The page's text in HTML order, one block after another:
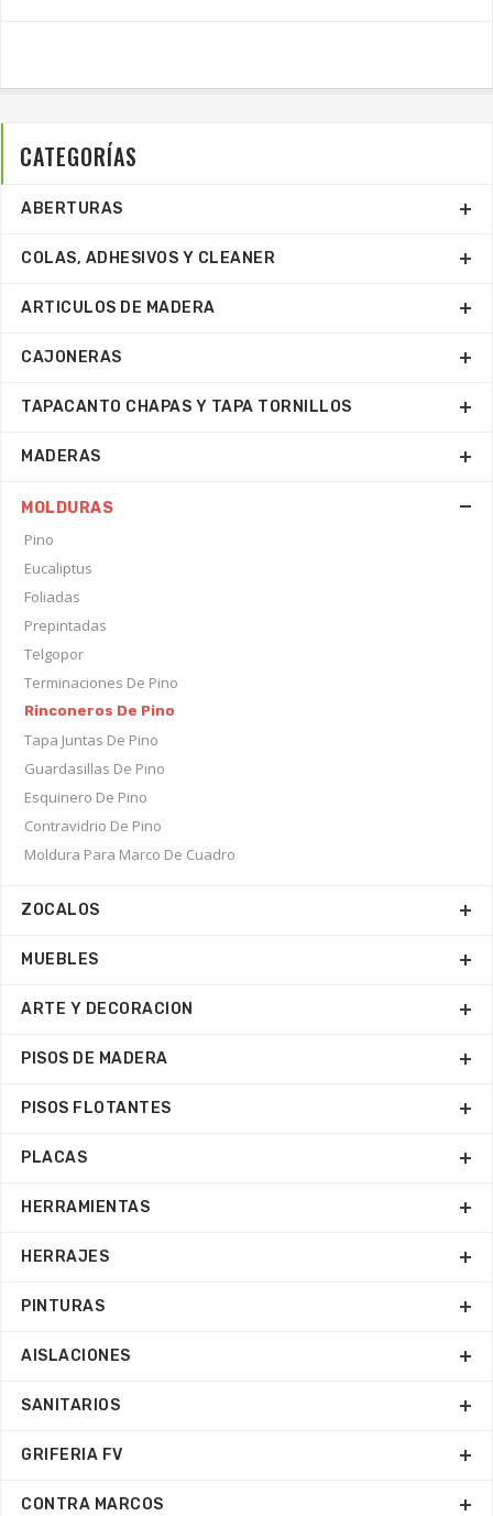
CATEGORÍAS
ABERTURAS
COLAS, ADHESIVOS Y CLEANER
ARTICULOS DE MADERA
CAJONERAS
TAPACANTO CHAPAS Y TAPA TORNILLOS
MADERAS
MOLDURAS
Pino
Eucaliptus
Foliadas
Prepintadas
Telgopor
Terminaciones De Pino
Rinconeros De Pino
Tapa Juntas De Pino
Guardasillas De Pino
Esquinero De Pino
Contravidrio De Pino
Moldura Para Marco De Cuadro
ZOCALOS
MUEBLES
ARTE Y DECORACION
PISOS DE MADERA
PISOS FLOTANTES
PLACAS
HERRAMIENTAS
HERRAJES
PINTURAS
AISLACIONES
SANITARIOS
GRIFERIA FV
CONTRA MARCOS